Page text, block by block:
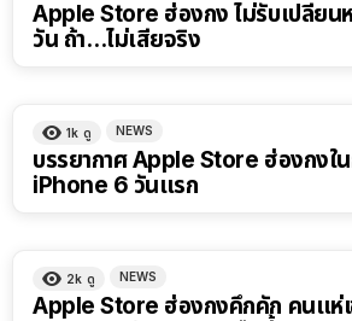
Apple Store ฮ่องกง ไม่รับเปลี่ยน
วัน ถ้า…ไม่เสียจริง
1k ดู NEWS
บรรยากาศ Apple Store ฮ่องกงใน
iPhone 6 วันแรก
2k ดู NEWS
Apple Store ฮ่องกงคึกคัก คนแห่